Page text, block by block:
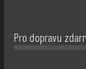
Pro dopravu